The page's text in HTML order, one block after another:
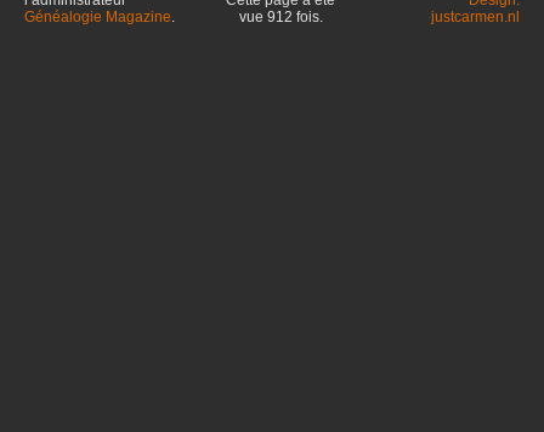
Généalogie Magazine.
vue 912 fois.
justcarmen.nl